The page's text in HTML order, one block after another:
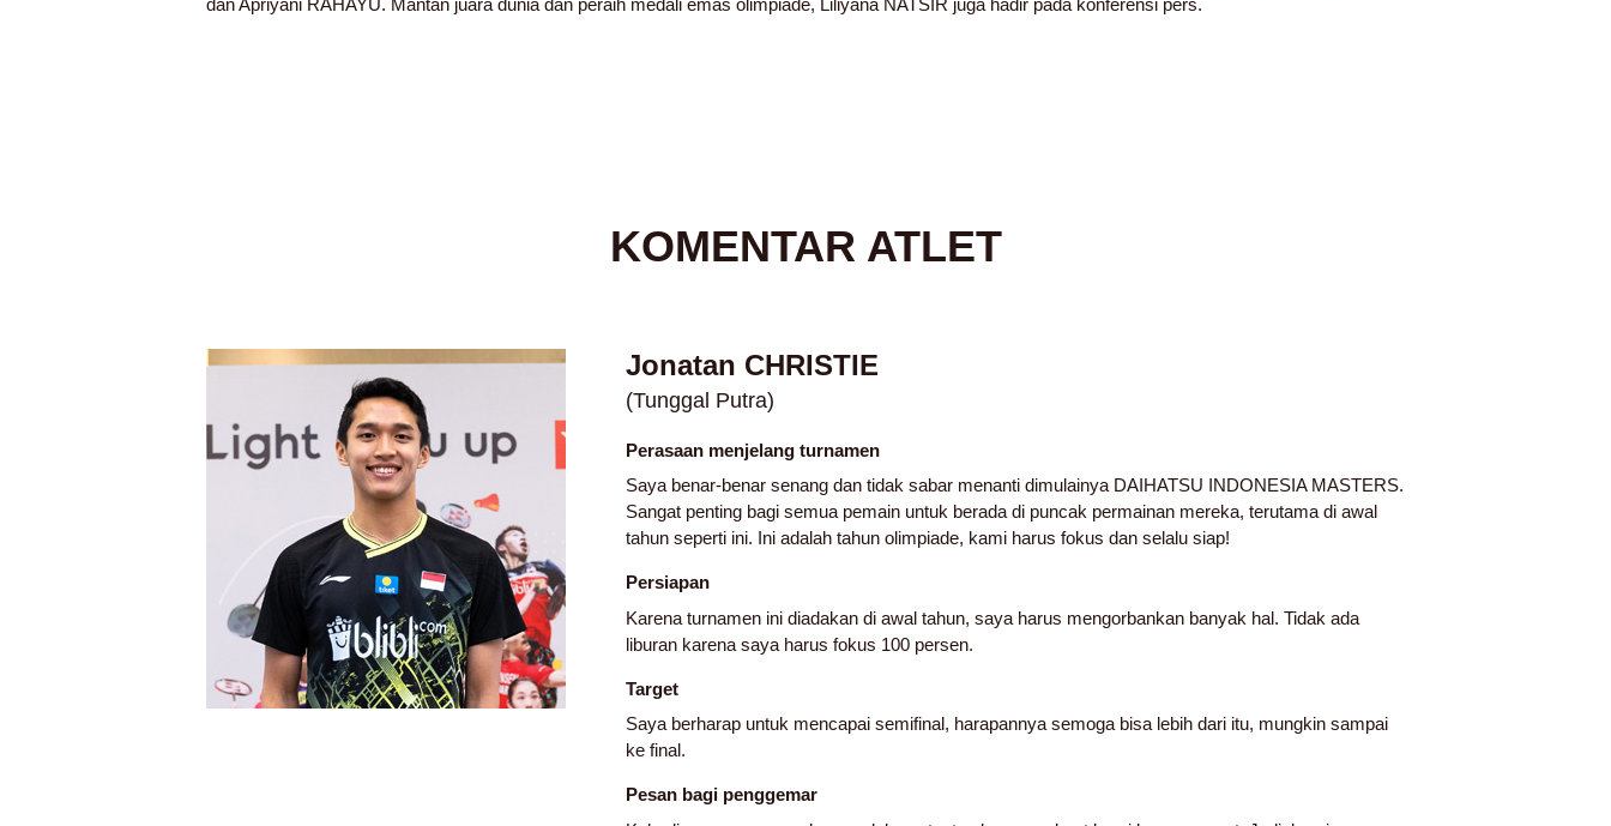
KOMENTAR ATLET
Jonatan CHRISTIE
(Tunggal Putra)
Perasaan menjelang turnamen
Saya benar-benar senang dan tidak sabar menanti dimulainya DAIHATSU INDONESIA MASTERS.
Sangat penting bagi semua pemain untuk berada di puncak permainan mereka, terutama di awal
tahun seperti ini. Ini adalah tahun olimpiade, kami harus fokus dan selalu siap!
Persiapan
Karena turnamen ini diadakan di awal tahun, saya harus mengorbankan banyak hal. Tidak ada
liburan karena saya harus fokus 100 persen.
Target
Saya berharap untuk mencapai semifinal, harapannya semoga bisa lebih dari itu, mungkin sampai
ke final.
Pesan bagi penggemar